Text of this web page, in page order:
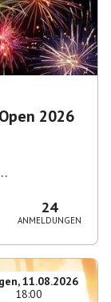
2026
24
ANMELDUNGEN
11.08.2026
18:00